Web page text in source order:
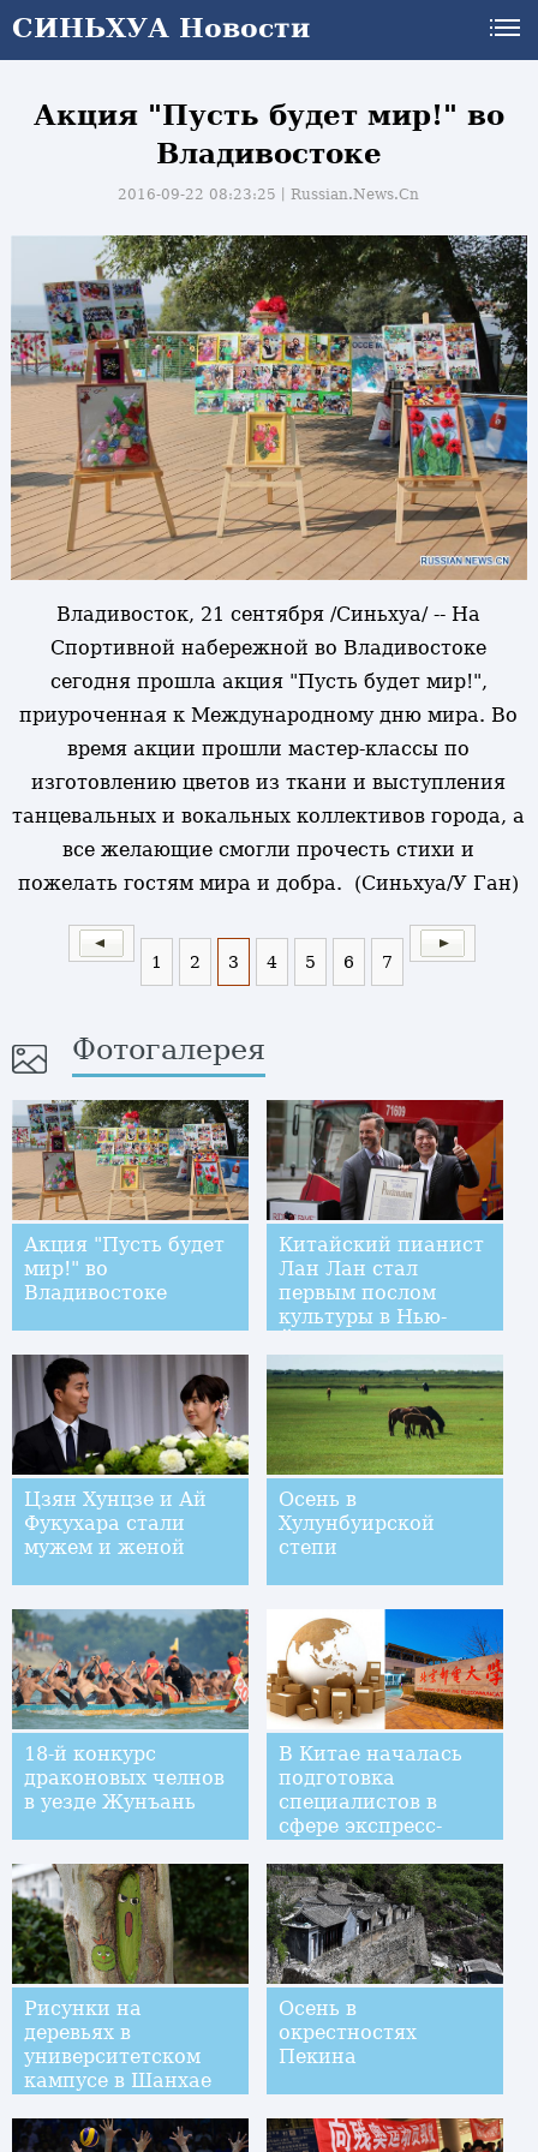
СИНЬХУА Новости
Акция "Пусть будет мир!" во
Владивостоке
2016-09-22 08:23:25丨Russian.News.Cn
Владивосток, 21 сентября /Синьхуа/ -- На
Спортивной набережной во Владивостоке
сегодня прошла акция "Пусть будет мир!",
приуроченная к Международному дню мира. Во
время акции прошли мастер-классы по
изготовлению цветов из ткани и выступления
танцевальных и вокальных коллективов города, а
все желающие смогли прочесть стихи и
пожелать гостям мира и добра. (Синьхуа/У Ган)
1 2 3 4 5 6 7
Фотогалерея
Акция "Пусть будет
мир!" во
Владивостоке
Китайский пианист
Лан Лан стал
первым послом
культуры в Нью-
Цзян Хунцзе и Ай
Фукухара стали
мужем и женой
Осень в
Хулунбуирской
степи
18-й конкурс
драконовых челнов
в уезде Жунъань
В Китае началась
подготовка
специалистов в
сфере экспресс-
Рисунки на
деревьях в
университетском
кампусе в Шанхае
Осень в
окрестностях
Пекина